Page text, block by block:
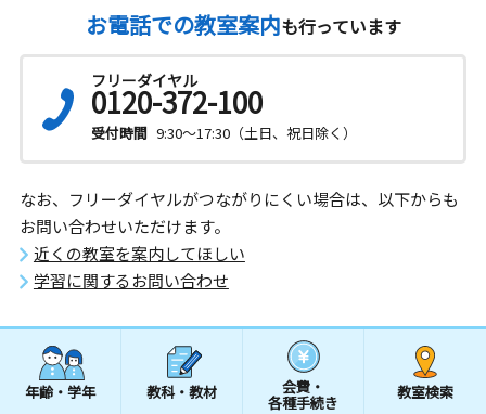
お電話での教室案内も行っています
フリーダイヤル
0120-372-100
受付時間 9:30～17:30（土日、祝日除く）
なお、フリーダイヤルがつながりにくい場合は、以下からも
お問い合わせいただけます。
近くの教室を案内してほしい
学習に関するお問い合わせ
年齢・学年 教科・教材 会費・
各種手続き
教室検索